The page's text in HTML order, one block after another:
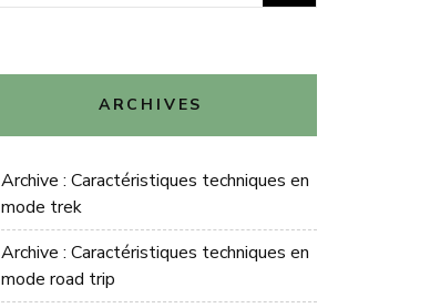
ARCHIVES
Archive : Caractéristiques techniques en
mode trek
Archive : Caractéristiques techniques en
mode road trip